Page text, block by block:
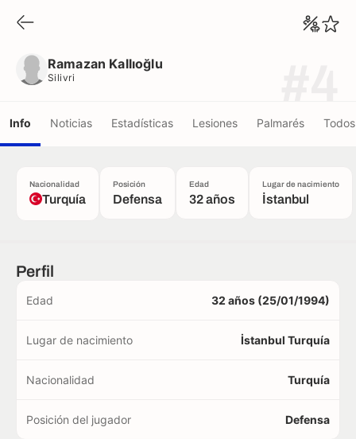
Ramazan Kallıoğlu
Silivri
Info Noticias Estadísticas Lesiones Palmarés
Nacionalidad
Turquía
Posición
Defensa
Edad
32 años
Lugar de nacimiento
İstanbul
Perfil
Edad 32 años (25/01/1994)
Lugar de nacimiento İstanbul Turquía
Nacionalidad Turquía
Posición del jugador Defensa